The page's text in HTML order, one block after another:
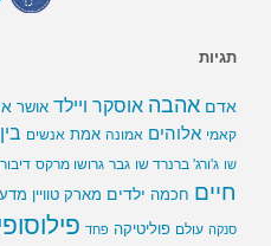
תגיות
אדם אהבה אוסקר ויילד אושר
קאמי אלוהים אמונה אמת אנשים
שו ג'ורג' ברנרד שו גבר גרושו מרקס דיבור
חיים חכמה ילדים מארק טוויין מדע
סנקה עולם פוליטיקה פחד